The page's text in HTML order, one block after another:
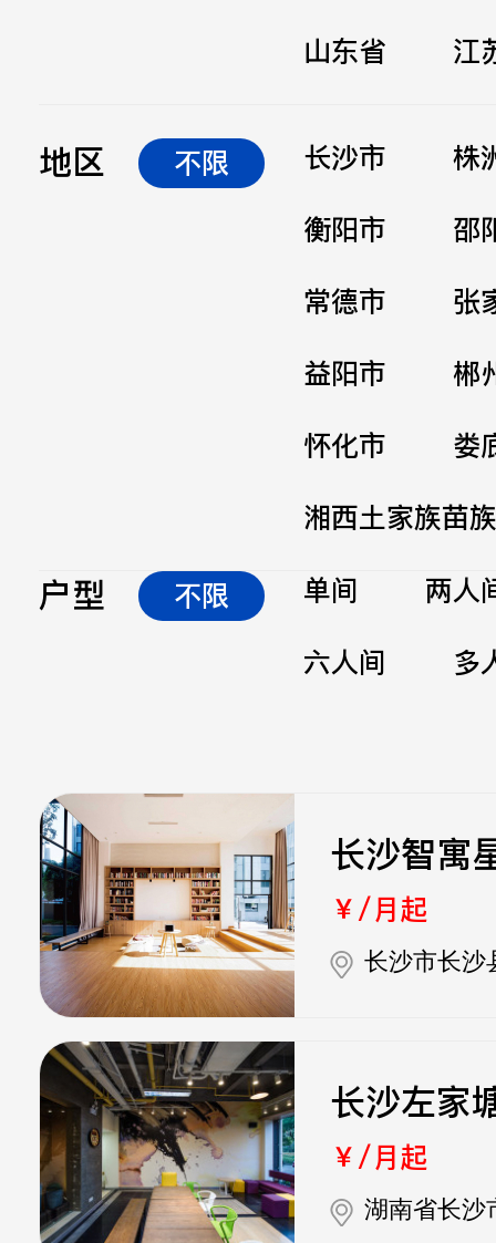
山东省
江
地区 不限 长沙市
株
衡阳市
邵
常德市
张
益阳市
郴
怀化市
娄
湘西土家族苗
户型 不限 单间
两人
六人间
多
长沙智寓
￥/月起
长沙市长沙
长沙左家
￥/月起
湖南省长沙